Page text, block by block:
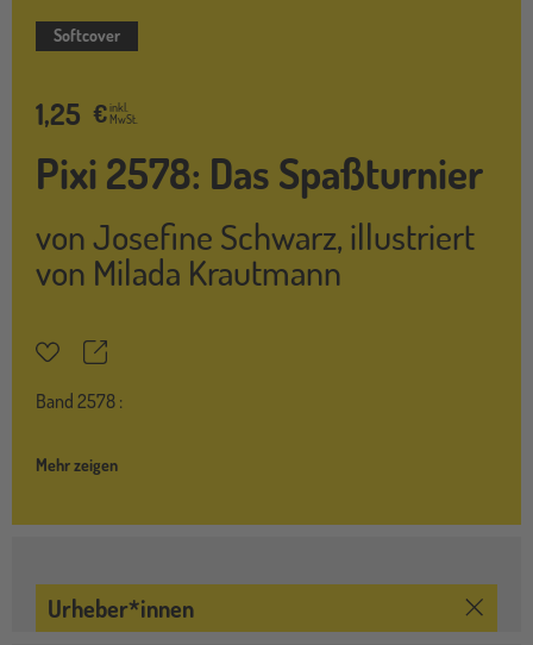
Softcover
1,25 €inkl.
MwSt.
Pixi 2578: Das Spaßturnier
vonJosefine Schwarz, illustriert
von Milada Krautmann
MerkzettelTeilen
Band 2578 :
Mehr zeigen
Urheber*innen